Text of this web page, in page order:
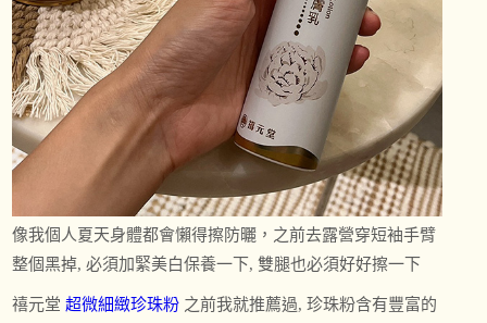
像我個人夏天身體都會懶得擦防曬，之前去露營穿短袖手臂
整個黑掉, 必須加緊美白保養一下, 雙腿也必須好好擦一下
禧元堂超微細緻珍珠粉 之前我就推薦過, 珍珠粉含有豐富的